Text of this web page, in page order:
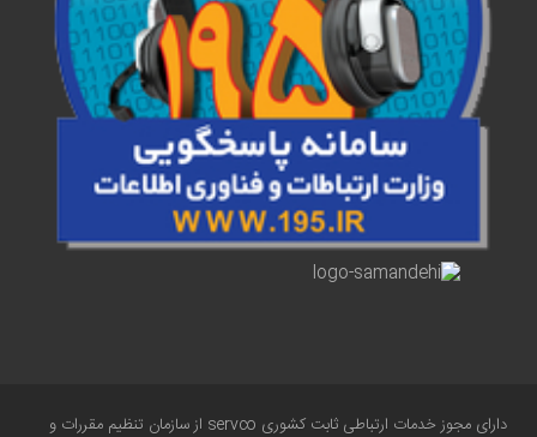
دارای مجوز خدمات ارتباطی ثابت کشوری servco از سازمان تنظیم مقررات و